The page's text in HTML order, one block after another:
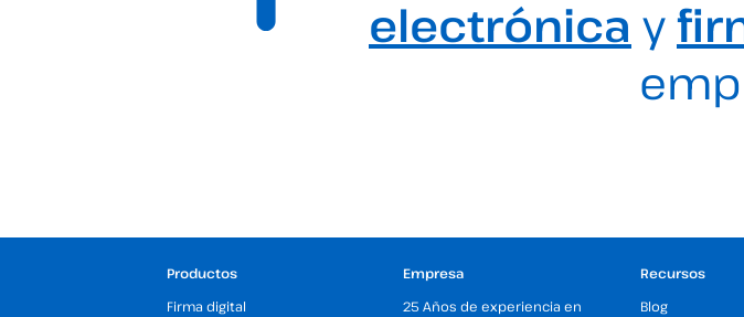
electrónica y
Productos
Firma digital
Empresa
25 Años de experiencia en
Recursos
Blog